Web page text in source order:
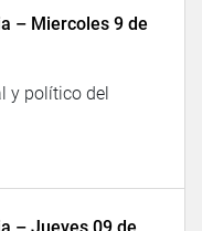
– Miercoles 9 de
y político del